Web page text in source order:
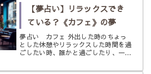
【夢占い】リラックスでき
ている？《カフェ》の夢
夢占い カフェ 外出した時のちょっ
とした休憩やリラックスした時間を過
ごしたい時、誰かと過ごしたり、一人
がカフェですよね。 まさに人の集ま